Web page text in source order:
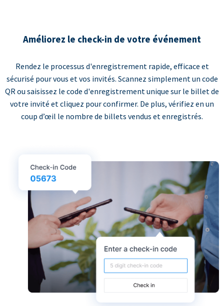
Améliorez le check-in de votre événement
Rendez le processus d'enregistrement rapide, efficace et
sécurisé pour vous et vos invités. Scannez simplement un code
QR ou saisissez le code d'enregistrement unique sur le billet de
votre invité et cliquez pour confirmer. De plus, vérifiez en un
coup d’œil le nombre de billets vendus et enregistrés.